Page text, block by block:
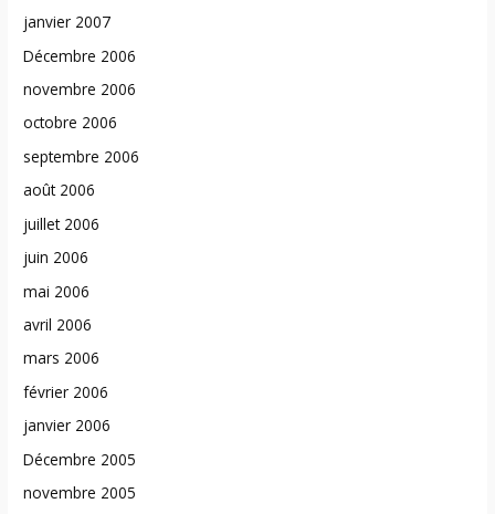
janvier 2007
Décembre 2006
novembre 2006
octobre 2006
septembre 2006
août 2006
juillet 2006
juin 2006
mai 2006
avril 2006
mars 2006
février 2006
janvier 2006
Décembre 2005
novembre 2005